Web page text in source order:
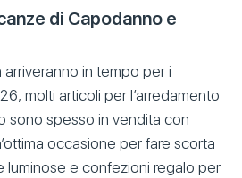
di Capodanno e
in tempo per i
molti articoli per l’arredamento
sono spesso in vendita con
occasione per fare scorta
luminose e confezioni regalo per